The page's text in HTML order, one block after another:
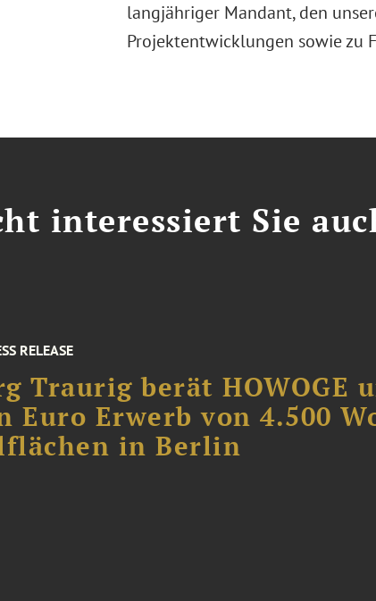
langjähriger Mandant, den
Projektentwicklungen sowie zu
interessiert Sie
RELEASE
Traurig berät HOWOGE
Euro Erwerb von 4.500
in Berlin